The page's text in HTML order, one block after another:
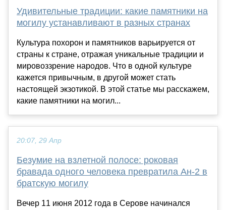
Удивительные традиции: какие памятники на
могилу устанавливают в разных странах
Культура похорон и памятников варьируется от
страны к стране, отражая уникальные традиции и
мировоззрение народов. Что в одной культуре
кажется привычным, в другой может стать
настоящей экзотикой. В этой статье мы расскажем,
какие памятники на могил...
20:07, 29 Апр
Безумие на взлетной полосе: роковая
бравада одного человека превратила Ан-2 в
братскую могилу
Вечер 11 июня 2012 года в Серове начинался